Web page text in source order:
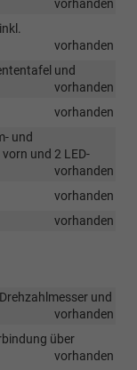
vorhanden
vorhanden
und
vorhanden
vorhanden
und
und 2 LED-
vorhanden
vorhanden
vorhanden
und
vorhanden
über
vorhanden